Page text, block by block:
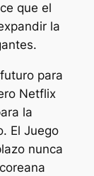
que el
la
para
Netflix
la
El Juego
nunca